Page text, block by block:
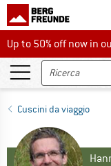
Up to 50% off now in
Up to 50% off now in
Cuscini da viaggio